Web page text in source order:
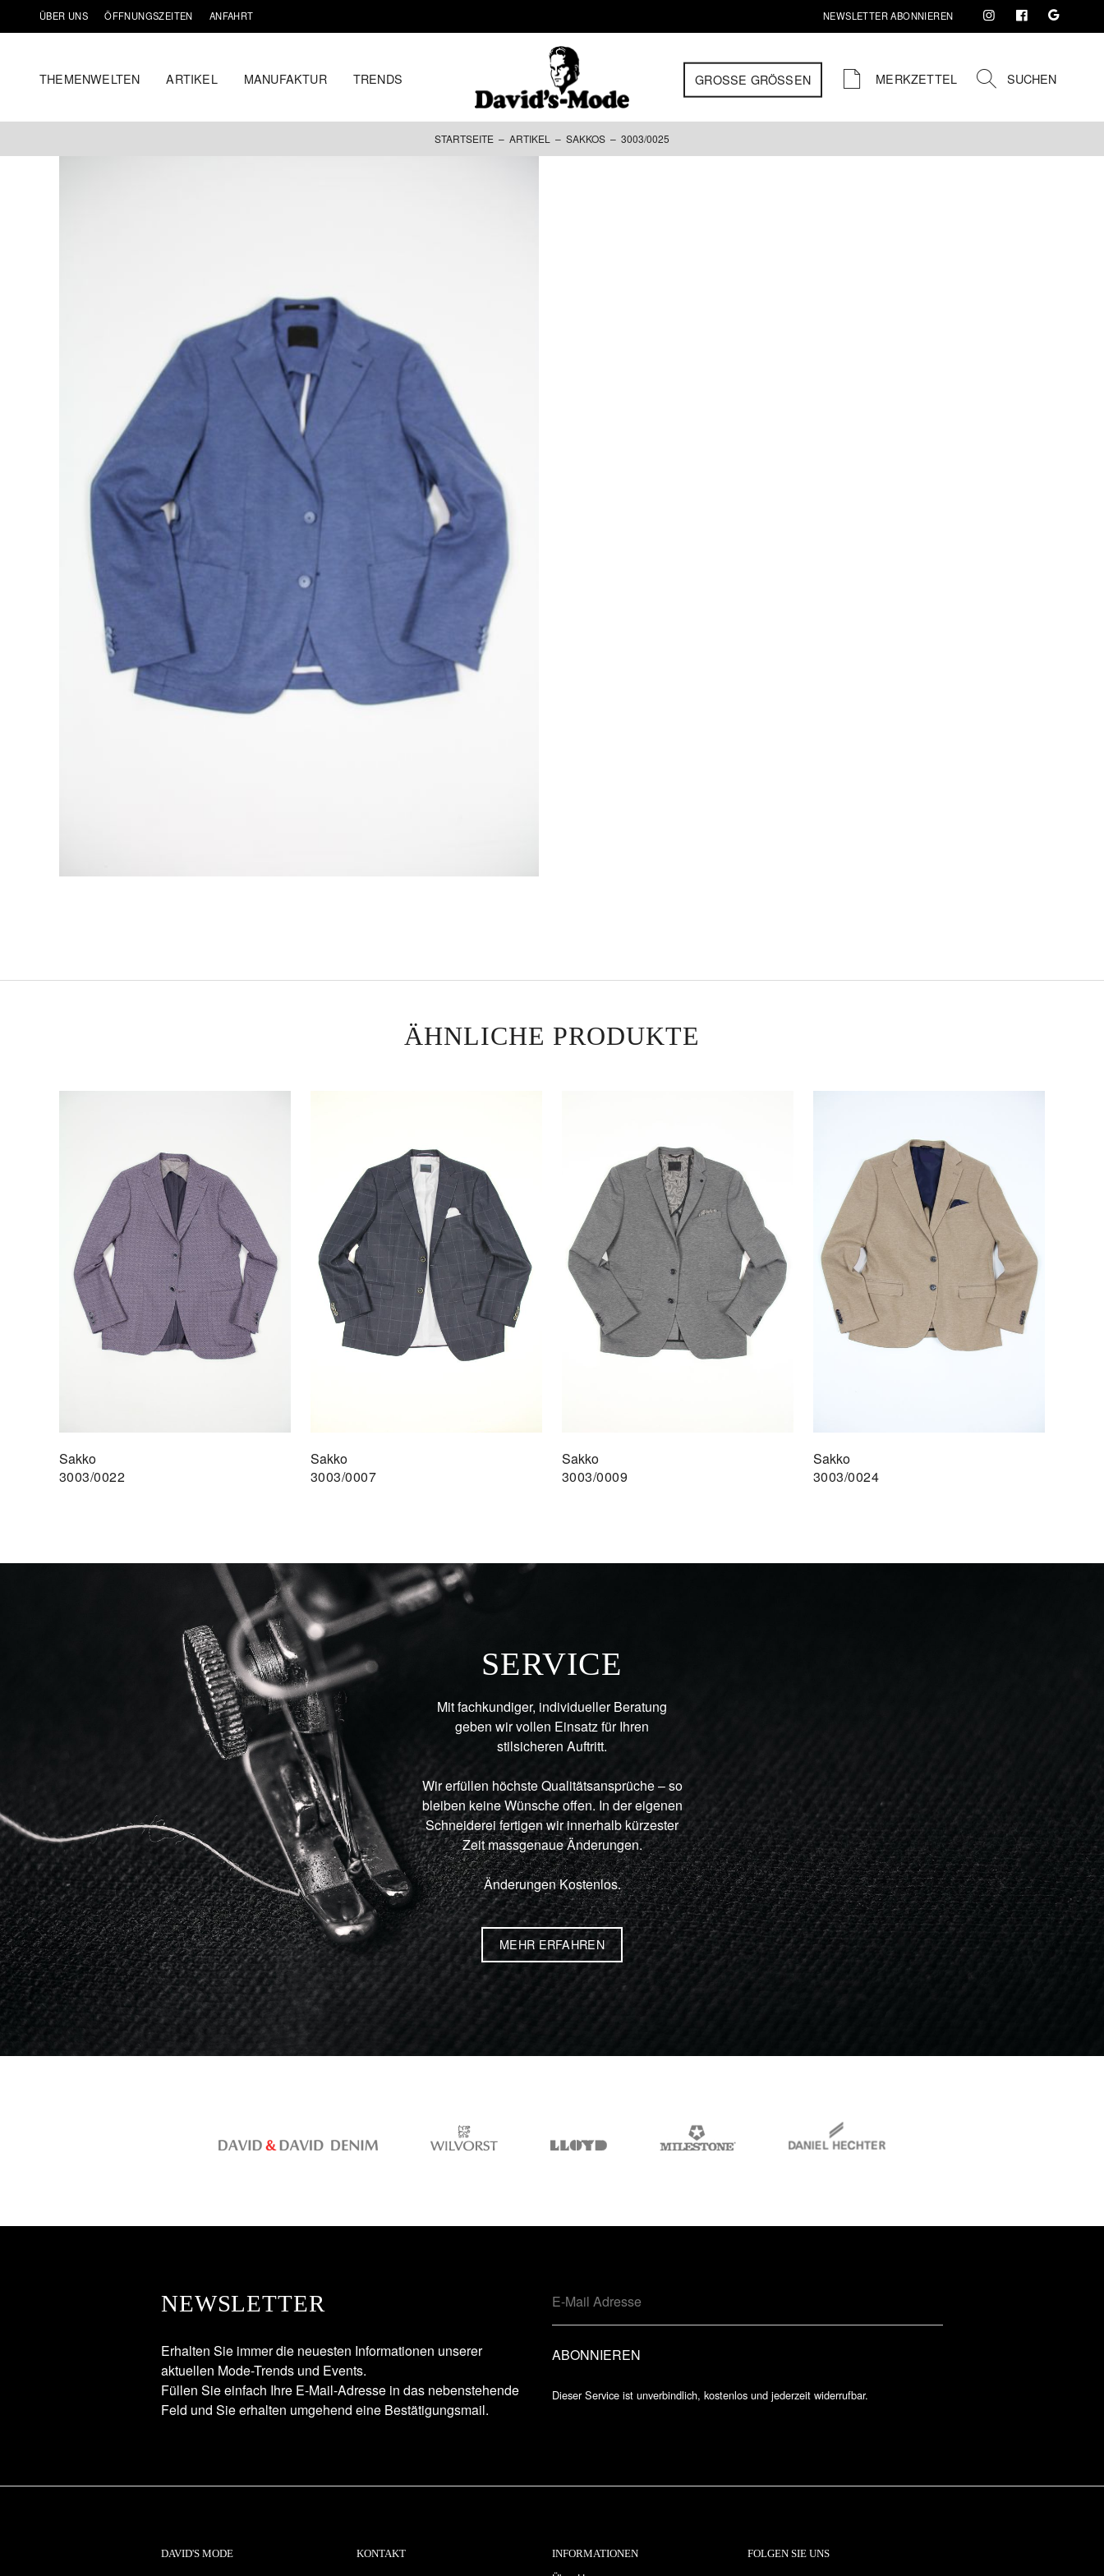
ÜBER UNS ÖFFNUNGSZEITEN ANFAHRT NEWSLETTER ABONNIEREN
THEMENWELTEN ARTIKEL MANUFAKTUR TRENDS GROSSE GRÖSSEN MERKZETTEL SUCHEN
STARTSEITE – ARTIKEL – SAKKOS – 3003/0025
Sakko
3003/0025
Mit den exklusiven Herren Sakkos von Davids Mode fällt
man immer stilgerecht auf. Ob zur Arbeit oder in der
Freizeit, mit einem Sakko macht man nichts falsch.
Ausgefallenes Futter
Taillierte Passform
ÄHNLICHE PRODUKTE
Sakko
3003/0022
Sakko
3003/0007
Sakko
3003/0009
Sakko
3003/0024
SERVICE
Mit fachkundiger, individueller Beratung
geben wir vollen Einsatz für Ihren
stilsicheren Auftritt.
Wir erfüllen höchste Qualitätsansprüche – so
bleiben keine Wünsche offen. In der eigenen
Schneiderei fertigen wir innerhalb kürzester
Zeit massgenaue Änderungen.
Änderungen Kostenlos.
MEHR ERFAHREN
NEWSLETTER
Erhalten Sie immer die neuesten Informationen unserer
aktuellen Mode-Trends und Events.
Füllen Sie einfach Ihre E-Mail-Adresse in das nebenstehende
Feld und Sie erhalten umgehend eine Bestätigungsmail.
Dieser Service ist unverbindlich, kostenlos und jederzeit widerrufbar.
DAVID'S MODE KONTAKT INFORMATIONEN FOLGEN SIE UNS